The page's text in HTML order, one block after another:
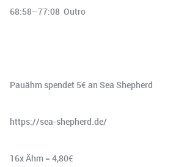
68:58–77:08 Outro
Pauähm spendet 5€ an Sea Shepherd
https://sea-shepherd.de/
16x Ähm = 4,80€